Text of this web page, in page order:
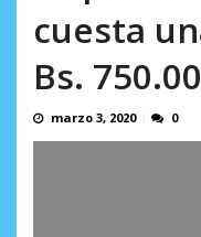
cuesta
Bs.
marzo 3, 2020 0